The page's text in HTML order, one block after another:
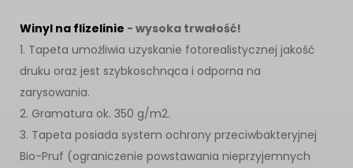
Winyl na flizelinie - wysoka trwałość!
1. Tapeta umożliwia uzyskanie fotorealistycznej jakość
druku oraz jest szybkoschnąca i odporna na
zarysowania.
2. Gramatura ok. 350 g/m2.
3. Tapeta posiada system ochrony przeciwbakteryjnej
Bio-Pruf (ograniczenie powstawania nieprzyjemnych